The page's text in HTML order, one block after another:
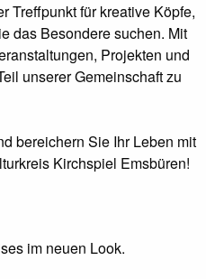
Treffpunkt für kreative Köpfe,
das Besondere suchen. Mit
Projekten und
unserer Gemeinschaft zu
bereichern Sie Ihr Leben mit
Kirchspiel Emsbüren!
im neuen Look.